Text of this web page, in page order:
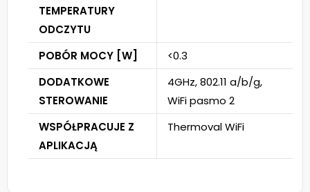
TEMPERATURY
ODCZYTU
POBÓR MOCY [W]
<0.3
DODATKOWE
STEROWANIE
4GHz, 802.11 a/b/g,
WiFi pasmo 2
WSPÓŁPRACUJE Z
APLIKACJĄ
Thermoval WiFi